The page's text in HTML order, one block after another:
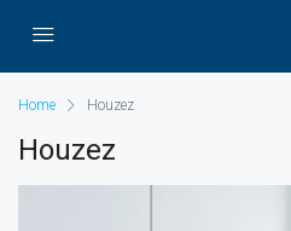
Home Houzez
Houzez